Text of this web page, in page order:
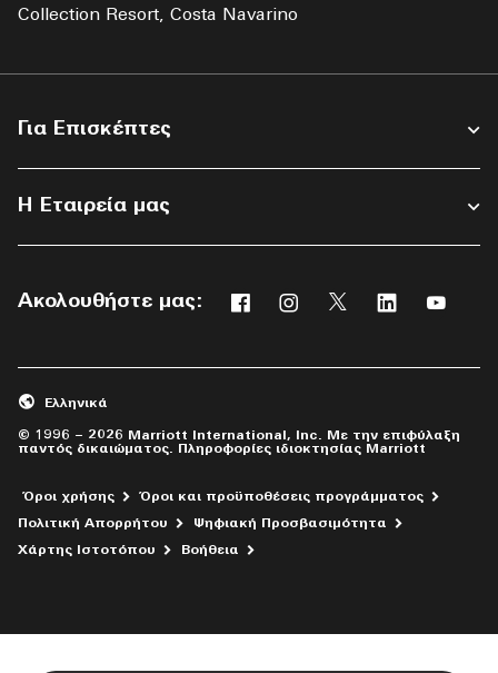
Collection Resort, Costa Navarino
Για Επισκέπτες
Η Εταιρεία μας
Ακολουθήστε μας:
Facebook
Ανοίγει νέο παράθυρο
Instagram
Ανοίγει νέο παράθυρο
Twitter
Ανοίγει νέο
Linkedin
Ανοίγει νέο
© 1996 – 2026 Marriott International, Inc. Με την επιφύλαξη
παντός δικαιώματος. Πληροφορίες ιδιοκτησίας Marriott
Ελληνικά
Όροι χρήσης
Όροι και προϋποθέσεις προγράμματος
Πολιτική Απορρήτου
Ψηφιακή Προσβασιμότητα
Χάρτης Ιστοτόπου
Βοήθεια